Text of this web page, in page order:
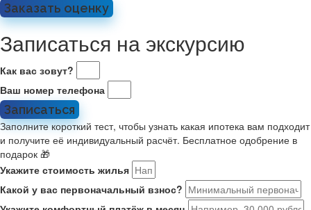
Заказать оценку
Записаться на экскурсию
Как вас зовут?
Ваш номер телефона
Записаться
Заполните короткий тест, чтобы узнать какая ипотека вам подходит
и получите её индивидуальный расчёт. Бесплатное одобрение в
подарок 🎁
Укажите стоимость жилья
Какой у вас первоначальный взнос?